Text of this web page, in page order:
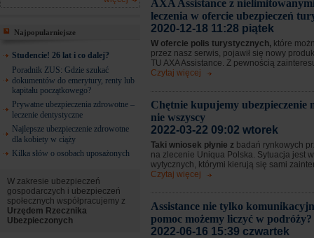
Najpopularniejsze
Studencie! 26 lat i co dalej?
Poradnik ZUS: Gdzie szukać
dokumentów do emerytury, renty lub
kapitału początkowego?
Prywatne ubezpieczenia zdrowotne –
leczenie dentystyczne
Najlepsze ubezpieczenie zdrowotne
dla kobiety w ciąży
Kilka słów o osobach uposażonych
W zakresie ubezpieczeń
gospodarczych i ubezpieczeń
społecznych współpracujemy z
Urzędem Rzecznika
Ubezpieczonych
AXA Assistance z
leczenia w ofercie ubezpieczeń
2020-12-18 11:28 piątek
W ofercie polis turystycznych, które
przez nasz serwis, pojawił się nowy
TU AXA Assistance. Z pewnością
Czytaj więcej
Chętnie kupujemy ubezpieczenie
nie wszyscy
2022-03-22 09:02 wtorek
Taki wniosek płynie z badań rynkowych
na zlecenie Uniqua Polska. Sytuacja jest
wytycznych, którymi kierują się sami
Czytaj więcej
Assistance nie tylko
pomoc możemy liczyć w podróży?
2022-06-16 15:39 czwartek